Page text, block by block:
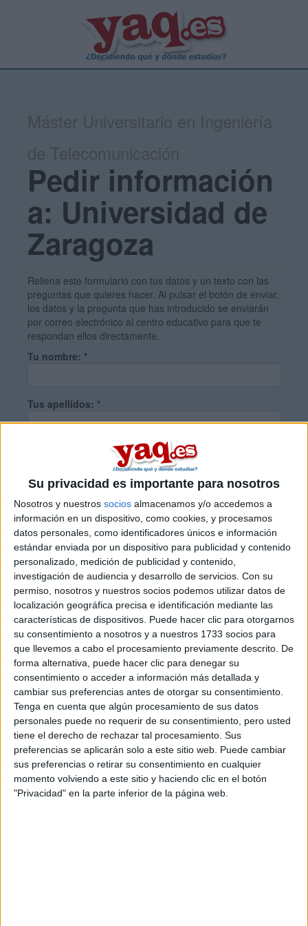
Su privacidad es importante para nosotros
Nosotros y nuestros socios almacenamos y/o accedemos a
información en un dispositivo, como cookies, y procesamos
datos personales, como identificadores únicos e información
estándar enviada por un dispositivo para publicidad y contenido
personalizado, medición de publicidad y contenido,
investigación de audiencia y desarrollo de servicios. Con su
permiso, nosotros y nuestros socios podemos utilizar datos de
localización geográfica precisa e identificación mediante las
características de dispositivos. Puede hacer clic para otorgarnos
su consentimiento a nosotros y a nuestros 1733 socios para
que llevemos a cabo el procesamiento previamente descrito. De
forma alternativa, puede hacer clic para denegar su
consentimiento o acceder a información más detallada y
cambiar sus preferencias antes de otorgar su consentimiento.
Tenga en cuenta que algún procesamiento de sus datos
personales puede no requerir de su consentimiento, pero usted
tiene el derecho de rechazar tal procesamiento. Sus
preferencias se aplicarán solo a este sitio web. Puede cambiar
sus preferencias o retirar su consentimiento en cualquier
momento volviendo a este sitio y haciendo clic en el botón
"Privacidad" en la parte inferior de la página web.
Pedir información
a: Universidad de
Zaragoza
Rellena este formulario con tus datos y un texto con las
preguntas que quieres hacer. Al pulsar el botón de enviar,
los datos y la pregunta que has introducido se enviarán
por correo electrónico al centro educativo para que te
respondan ellos directamente.
Tu nombre: *
Tus apellidos: *
¿Qué quieres preguntar?*
Escribe aquí las dudas o preguntas que te gustaría que te
respondieran: plazos de preinscripción, precios, plazas
disponibles…:
Acepto lostérminos y condicionesy lapolítica de
privacidad :*
Información básica sobre protección de datos
Responsable:Compás Mediterráneo SL (Editora de la